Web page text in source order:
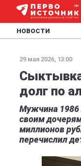
НОВОСТИ
29 мая 2026, 13:00
долг по
Мужчина 1986
своим
миллионов
перечислил